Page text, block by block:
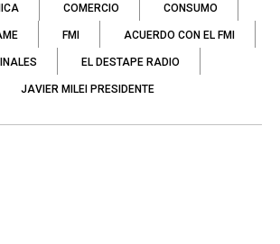
COMERCIO CONSUMO
FMI ACUERDO CON EL FMI
EL DESTAPE RADIO
JAVIER MILEI PRESIDENTE